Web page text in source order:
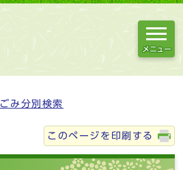
メニュー
ごみ分別検索
このページを印刷する